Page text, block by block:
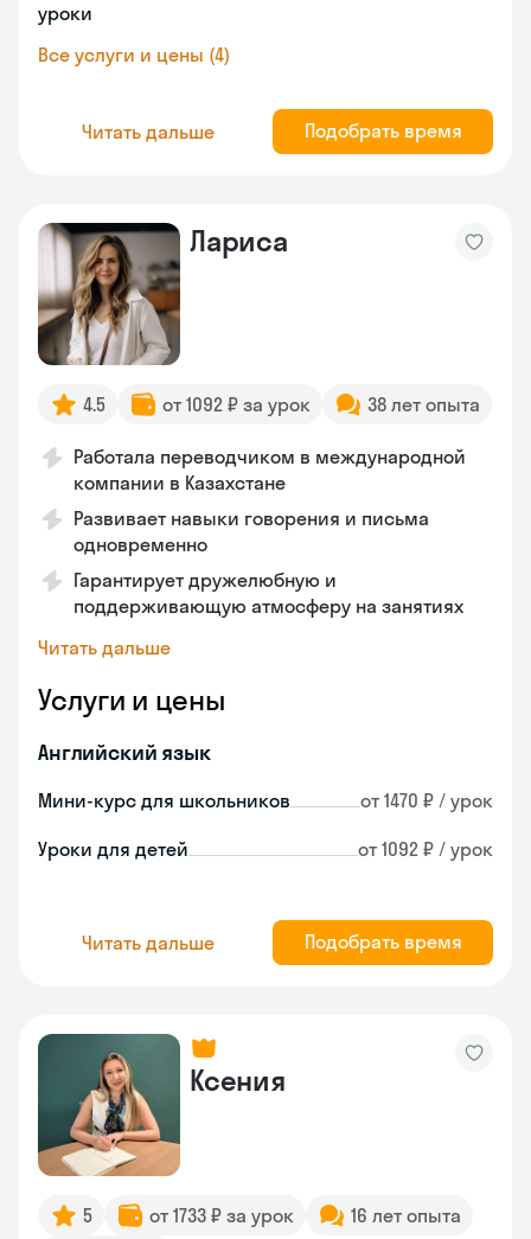
уроки
Все услуги и цены (4)
Читать дальше Подобрать время
Лариса
4.5 от 1092 ₽ за урок 38 лет опыта
Работала переводчиком в международной
компании в Казахстане
Развивает навыки говорения и письма
одновременно
Гарантирует дружелюбную и
поддерживающую атмосферу на занятиях
Читать дальше
Услуги и цены
Английский язык
Мини-курс для школьников от 1470 ₽ / урок
Уроки для детей от 1092 ₽ / урок
Читать дальше Подобрать время
Ксения
5 от 1733 ₽ за урок
16 лет опыта